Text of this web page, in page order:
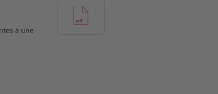
à une
doivent